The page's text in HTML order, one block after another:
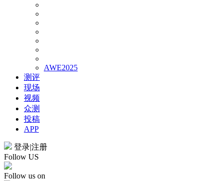
AWE2025
测评
现场
视频
众测
投稿
APP
登录|注册
Follow US
Follow us on